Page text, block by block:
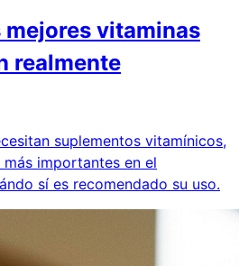
mejores vitaminas
realmente
suplementos vitamínicos,
importantes en el
sí es recomendado su uso.